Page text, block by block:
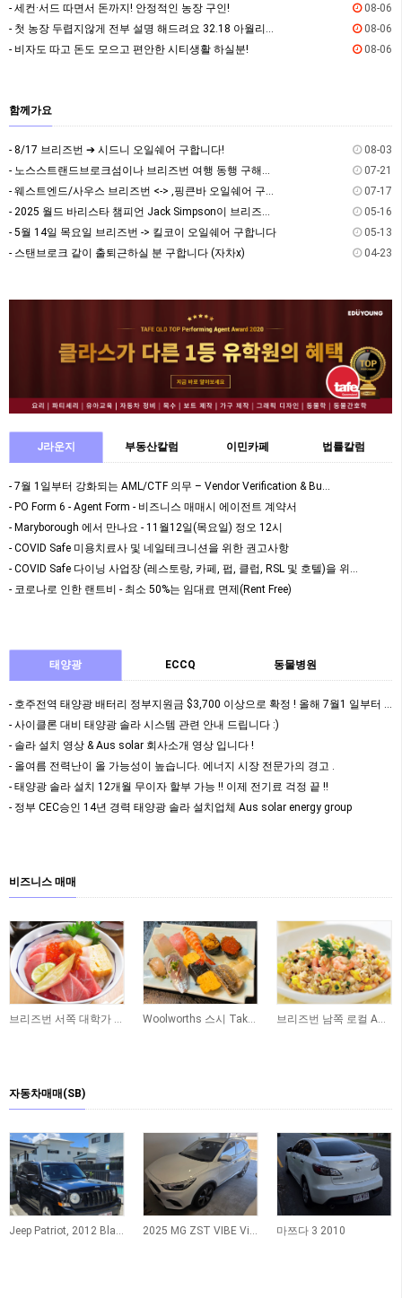
- 세컨·서드 따면서 돈까지! 안정적인 농장 구인!
08-06
08-06
- 비자도 따고 돈도 모으고 편안한 시티생활 하실분!
08-06
함께가요
- 8/17 브리즈번 ➔ 시드니 오일쉐어 구합니다!
08-03
07-21
07-17
05-16
- 5월 14일 목요일 브리즈번 -> 킬코이 오일쉐어 구합니다
05-13
- 스탠브로크 같이 출퇴근하실 분 구합니다 (자차x)
04-23
J라운지 부동산칼럼 이민카페 법률칼럼
- 7월 1일부터 강화되는 AML/CTF 의무 – Vendor Verification & Bu…
- PO Form 6 - Agent Form - 비즈니스 매매시 에이전트 계약서
- Maryborough 에서 만나요 - 11월12일(목요일) 정오 12시
- COVID Safe 미용치료사 및 네일테크니션을 위한 권고사항
- COVID Safe 다이닝 사업장 (레스토랑, 카페, 펍, 클럽, RSL 및 호텔)을 위…
- 코로나로 인한 랜트비 - 최소 50%는 임대료 면제(Rent Free)
태양광 ECCQ 동물병원
- 호주전역 태양광 배터리 정부지원금 $3,700 이상으로 확정 ! 올해 7월1 일부터 정식 …
- 사이클론 대비 태양광 솔라 시스템 관련 안내 드립니다 :)
- 솔라 설치 영상 & Aus solar 회사소개 영상 입니다 !
- 올여름 전력난이 올 가능성이 높습니다. 에너지 시장 전문가의 경고 .
- 태양광 솔라 설치 12개월 무이자 할부 가능 !! 이제 전기료 걱정 끝 !!
- 정부 CEC승인 14년 경력 태양광 솔라 설치업체 Aus solar energy group
비즈니스 매매
브리즈번 서쪽 대학가 인근 일식당 매매 합니다 Woolworths 스시 Take Away 숍 매매합니다 브리즈번 남쪽 로컬 Asian 식당 매매합니다
자동차매매(SB)
Jeep Patriot, 2012 Black 2025 MG ZST VIBE Vibe 1.5L Petrol Auto White 판매합니다… 마쯔다 3 2010